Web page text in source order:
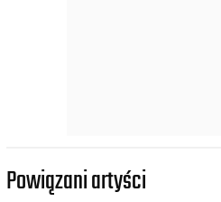
Powiązani artyści